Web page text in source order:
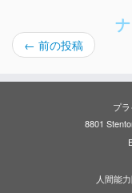
← 前の投稿
プ
8801
人間能